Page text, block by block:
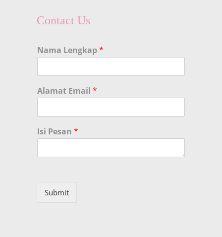
Contact Us
Nama Lengkap*
Alamat Email *
Isi Pesan *
Submit